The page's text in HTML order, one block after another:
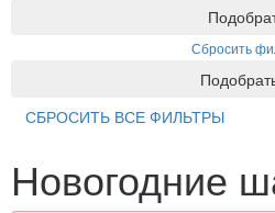
Сбросить
СБРОСИТЬ ВСЕ ФИЛЬТРЫ
Новогодние